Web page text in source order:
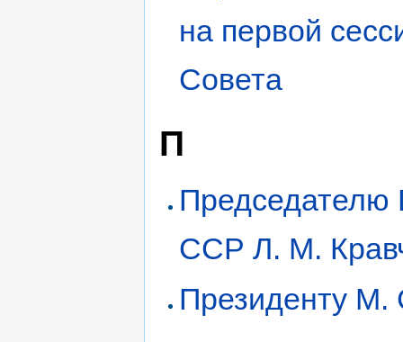
на первой
Совета
П
Председателю
ССР Л. М.
Президенту М.